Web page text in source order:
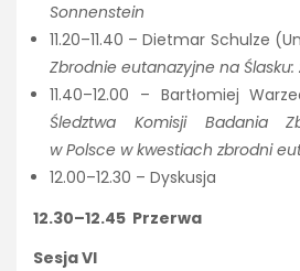
Sonnenstein
11.20–11.40 – Dietmar Schulze
Zbrodnie eutanazyjne na Ślasku:
11.40–12.00 – Bartłomiej
Śledztwa Komisji Badania
w Polsce w kwestiach zbrodni
12.00–12.30 – Dyskusja
12.30–12.45 Przerwa
Sesja VI